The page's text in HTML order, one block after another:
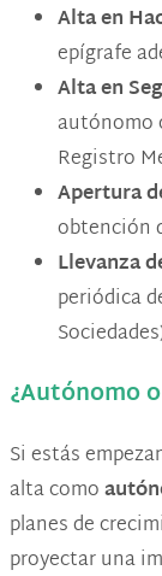
Alta en
epígrafe
Alta en
autónomo
Registro
Apertura
obtención
Llevanza
periódica
¿Autónomo
Si estás
alta como
planes de
proyectar una